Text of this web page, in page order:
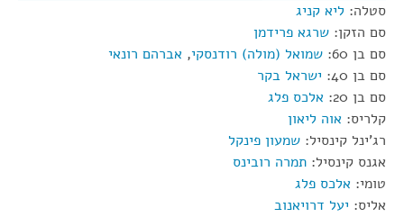
סטלה: ליא קניג
סם הזקן: שרגא פרידמן
סם בן 60:
שמואל (מולה) רודנסקי, אברהם רונאי
סם בן 40:
ישראל בקר
סם בן 20:
אלכס פלג
קלריס: אוה ליאון
רג'ינל קינסיל: שמעון פינקל
אגנס קינסיל: תמרה רובינס
טומי: אלכס פלג
אליס: יעל דרויאנוב